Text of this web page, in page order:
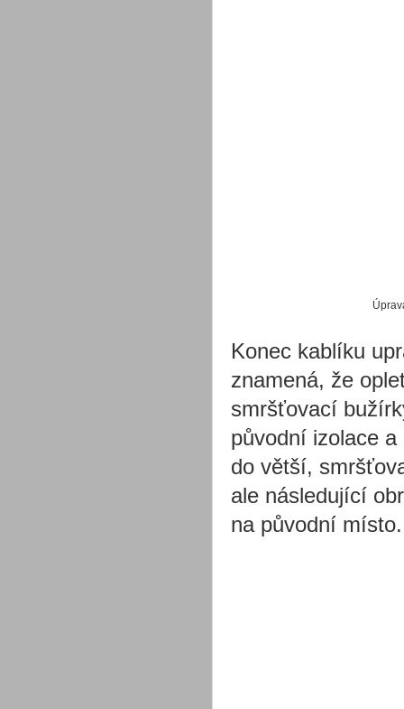
Konec kablíku
znamená, že
smršťovací
původní izolace
do větší,
ale následující
na původní místo.